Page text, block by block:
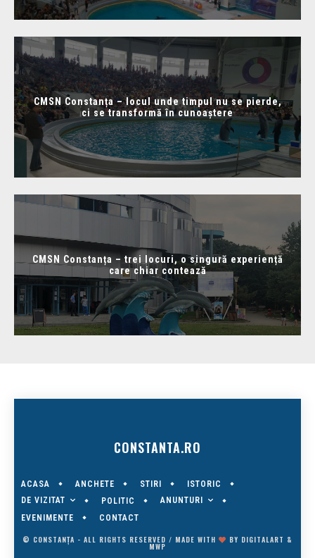
CMSN Constanța – locul unde timpul nu se pierde,
ci se transformă în cunoaștere
CMSN Constanța – trei locuri, o singură experiență
care chiar contează
CONSTANTA.RO
ACASA ANCHETE STIRI
ISTORIC
DE VIZITAT
POLITIC
ANUNTURI
EVENIMENTE
CONTACT
© CONSTANȚA - ALL RIGHTS RESERVED / MADE WITH BY DIGITALART &
MWP